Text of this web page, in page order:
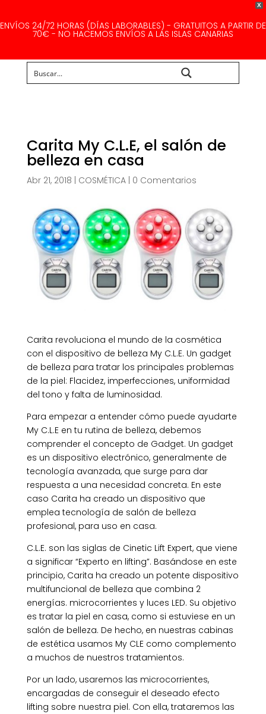
X
ENVÍOS 24/72 HORAS (DÍAS LABORABLES) - GRATUITOS A PARTIR DE
70€ - NO HACEMOS ENVÍOS A LAS ISLAS CANARIAS
Carita My C.L.E, el salón de
belleza en casa
Abr 21, 2018 COSMÉTICA| 0 Comentarios
Carita revoluciona el mundo de la cosmética
con el dispositivo de belleza My C.L.E. Un gadget
de belleza para tratar los principales problemas
de la piel: Flacidez, imperfecciones, uniformidad
del tono y falta de luminosidad.
Para empezar a entender cómo puede ayudarte
My C.L.E en tu rutina de belleza, debemos
comprender el concepto de Gadget. Un gadget
es un dispositivo electrónico, generalmente de
tecnología avanzada, que surge para dar
respuesta a una necesidad concreta. En este
caso Carita ha creado un dispositivo que
emplea tecnología de salón de belleza
profesional, para uso en casa.
C.L.E. son las siglas de Cinetic Lift Expert, que viene
a significar “Experto en lifting”. Basándose en este
principio, Carita ha creado un potente dispositivo
multifuncional de belleza que combina 2
energías. microcorrientes y luces LED. Su objetivo
es tratar la piel en casa, como si estuviese en un
salón de belleza. De hecho, en nuestras cabinas
de estética usamos My CLE como complemento
a muchos de nuestros tratamientos.
Por un lado, usaremos las microcorrientes,
encargadas de conseguir el deseado efecto
lifting sobre nuestra piel. Con ella, trataremos las